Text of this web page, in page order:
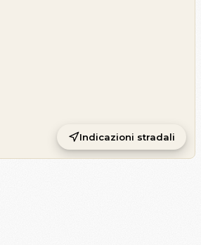
Indicazioni stradali